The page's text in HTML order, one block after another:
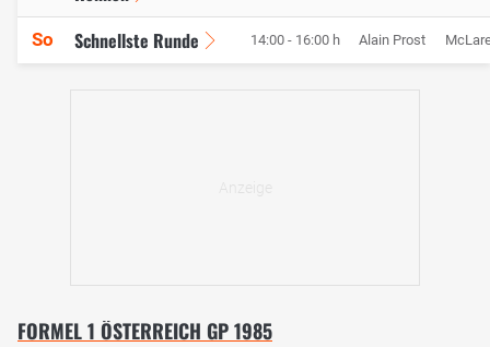
So Schnellste Runde 14:00 - 16:00 h Alain Prost
FORMEL 1 ÖSTERREICH GP 1985